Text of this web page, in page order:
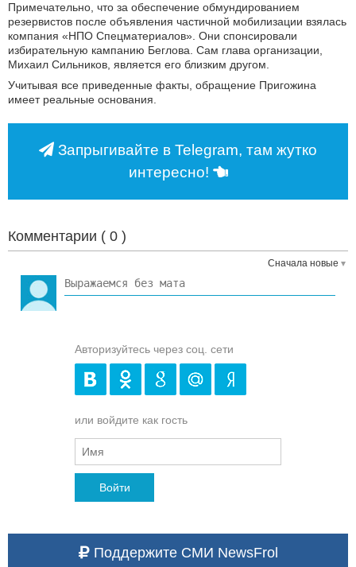
Примечательно, что за обеспечение обмундированием
резервистов после объявления частичной мобилизации взялась
компания «НПО Спецматериалов». Они спонсировали
избирательную кампанию Беглова. Сам глава организации,
Михаил Сильников, является его близким другом.
Учитывая все приведенные факты, обращение Пригожина
имеет реальные основания.
Запрыгивайте в Telegram, там жутко
интересно!
Комментарии ( 0 )
Сначала новые
Авторизуйтесь через соц. сети
или войдите как гость
Войти
Поддержите СМИ NewsFrol